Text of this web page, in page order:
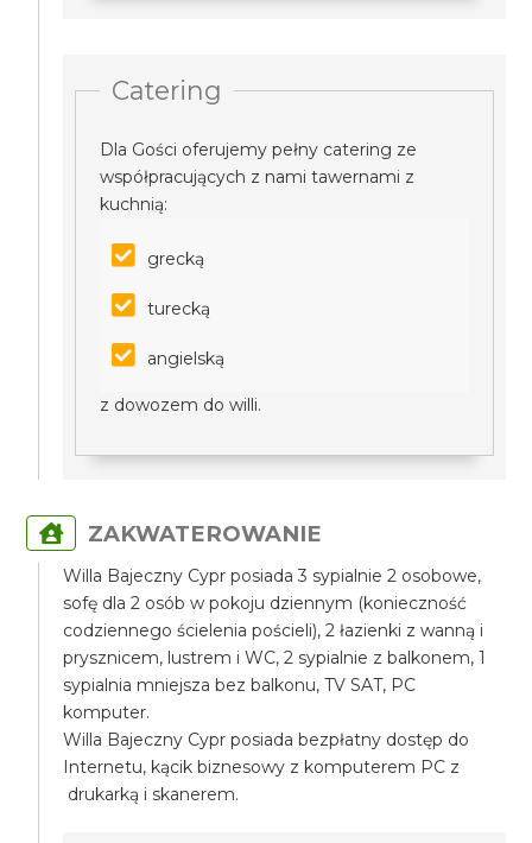
Catering
Dla Gości oferujemy pełny catering ze
współpracujących z nami tawernami z
kuchnią:
grecką
turecką
angielską
z dowozem do willi.
ZAKWATEROWANIE
Willa Bajeczny Cypr posiada 3 sypialnie 2 osobowe,
sofę dla 2 osób w pokoju dziennym (konieczność
codziennego ścielenia pościeli), 2 łazienki z wanną i
prysznicem, lustrem i WC, 2 sypialnie z balkonem, 1
sypialnia mniejsza bez balkonu, TV SAT, PC
komputer.
Willa Bajeczny Cypr posiada bezpłatny dostęp do
Internetu, kącik biznesowy z komputerem PC z
drukarką i skanerem.